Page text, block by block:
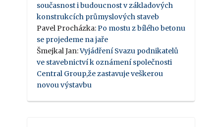
současnost i budoucnost v základových
konstrukcích průmyslových staveb
Pavel Procházka: Po mostu z bílého betonu
se projedeme na jaře
Šmejkal Jan:Vyjádření Svazu podnikatelů
ve stavebnictví k oznámení společnosti
Central Group,že zastavuje veškerou
novou výstavbu